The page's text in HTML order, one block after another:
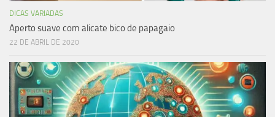
DICAS VARIADAS
Aperto suave com alicate bico de papagaio
22 DE ABRIL DE 2020